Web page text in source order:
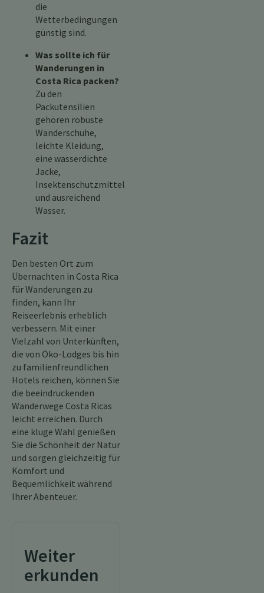
die
Wetterbedingungen
günstig sind.
Was sollte ich für
Wanderungen in
Costa Rica packen?
Zu den
Packutensilien
gehören robuste
Wanderschuhe,
leichte Kleidung,
eine wasserdichte
Jacke,
Insektenschutzmittel
und ausreichend
Wasser.
Fazit
Den besten Ort zum
Übernachten in Costa Rica
für Wanderungen zu
finden, kann Ihr
Reiseerlebnis erheblich
verbessern. Mit einer
Vielzahl von Unterkünften,
die von Öko-Lodges bis hin
zu familienfreundlichen
Hotels reichen, können Sie
die beeindruckenden
Wanderwege Costa Ricas
leicht erreichen. Durch
eine kluge Wahl genießen
Sie die Schönheit der Natur
und sorgen gleichzeitig für
Komfort und
Bequemlichkeit während
Ihrer Abenteuer.
Weiter
erkunden